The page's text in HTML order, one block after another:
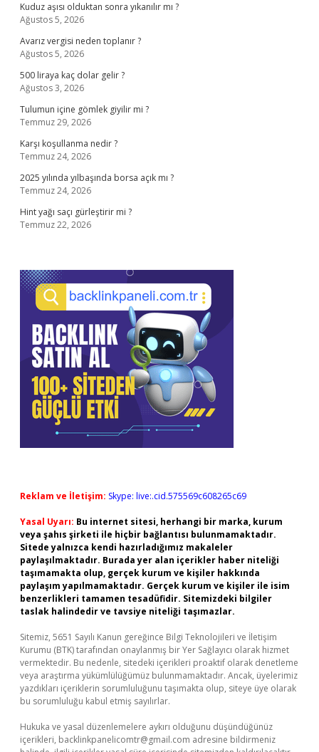
Kuduz aşısı olduktan sonra yıkanılır mı ?
Ağustos 5, 2026
Avarız vergisi neden toplanır ?
Ağustos 5, 2026
500 liraya kaç dolar gelir ?
Ağustos 3, 2026
Tulumun içine gömlek giyilir mi ?
Temmuz 29, 2026
Karşı koşullanma nedir ?
Temmuz 24, 2026
2025 yılında yılbaşında borsa açık mı ?
Temmuz 24, 2026
Hint yağı saçı gürleştirir mi ?
Temmuz 22, 2026
Reklam ve İletişim: Skype: live:.cid.575569c608265c69
Yasal Uyarı: Bu internet sitesi, herhangi bir marka, kurum
veya şahıs şirketi ile hiçbir bağlantısı bulunmamaktadır.
Sitede yalnızca kendi hazırladığımız makaleler
paylaşılmaktadır. Burada yer alan içerikler haber niteliği
taşımamakta olup, gerçek kurum ve kişiler hakkında
paylaşım yapılmamaktadır. Gerçek kurum ve kişiler ile isim
benzerlikleri tamamen tesadüfidir. Sitemizdeki bilgiler
taslak halindedir ve tavsiye niteliği taşımazlar.
Sitemiz, 5651 Sayılı Kanun gereğince Bilgi Teknolojileri ve İletişim
Kurumu (BTK) tarafından onaylanmış bir Yer Sağlayıcı olarak hizmet
vermektedir. Bu nedenle, sitedeki içerikleri proaktif olarak denetleme
veya araştırma yükümlülüğümüz bulunmamaktadır. Ancak, üyelerimiz
yazdıkları içeriklerin sorumluluğunu taşımakta olup, siteye üye olarak
bu sorumluluğu kabul etmiş sayılırlar.
Hukuka ve yasal düzenlemelere aykırı olduğunu düşündüğünüz
içerikleri, backlinkpanelicomtr@gmail.com adresine bildirmeniz